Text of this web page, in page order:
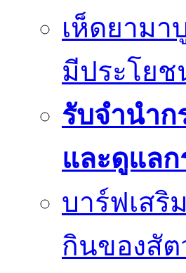
เห็ดยาม
มีประโย
รับจำนำก
และดูแลก
บาร์ฟเสริ
กินของสัต